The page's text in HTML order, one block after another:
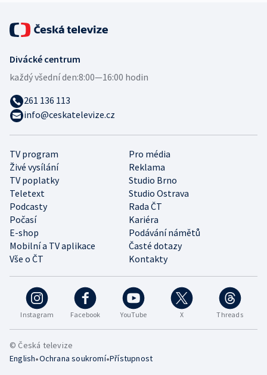
Instagram Facebook YouTube X Threads
TV program
Pro média
Živé vysílání
Reklama
TV poplatky
Studio Brno
Teletext
Studio Ostrava
Podcasty
Rada ČT
Počasí
Kariéra
E-shop
Podávání námětů
Mobilní a TV aplikace
Časté dotazy
Vše o ČT
Kontakty
Divácké centrum
každý všední den:8:00—16:00 hodin
261 136 113
info@ceskatelevize.cz
© Česká televize
English•Ochrana soukromí•Přístupnost